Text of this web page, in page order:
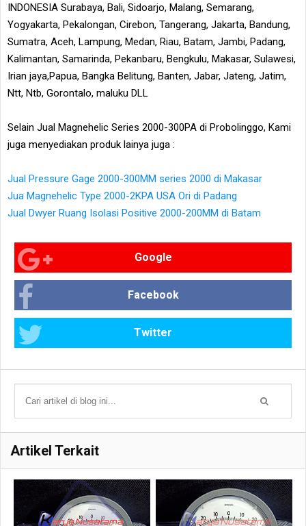
INDONESIA Surabaya, Bali, Sidoarjo, Malang, Semarang,
Yogyakarta, Pekalongan, Cirebon, Tangerang, Jakarta, Bandung,
Sumatra, Aceh, Lampung, Medan, Riau, Batam, Jambi, Padang,
Kalimantan, Samarinda, Pekanbaru, Bengkulu, Makasar, Sulawesi,
Irian jaya,Papua, Bangka Belitung, Banten, Jabar, Jateng, Jatim,
Ntt, Ntb, Gorontalo, maluku DLL
Selain Jual Magnehelic Series 2000-300PA di Probolinggo, Kami
juga menyediakan produk lainya juga :
Jual Pressure Gage 2000-300MM series 2000 di Makasar
Jua Magnehelic Type 2000-2KPA USA Ori di Padang
Jual Dwyer Ruang Isolasi Positive 2000-200MM di Batam
Google
Facebook
Twitter
Artikel Terkait